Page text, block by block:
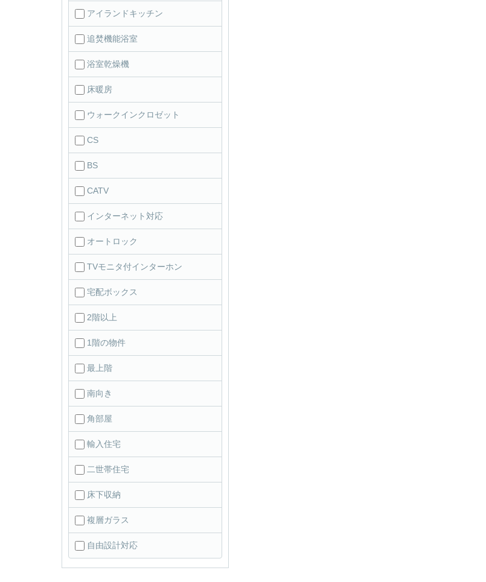
アイランドキッチン
追焚機能浴室
浴室乾燥機
床暖房
ウォークインクロゼット
CS
BS
CATV
インターネット対応
オートロック
TVモニタ付インターホン
宅配ボックス
2階以上
1階の物件
最上階
南向き
角部屋
輸入住宅
二世帯住宅
床下収納
複層ガラス
自由設計対応